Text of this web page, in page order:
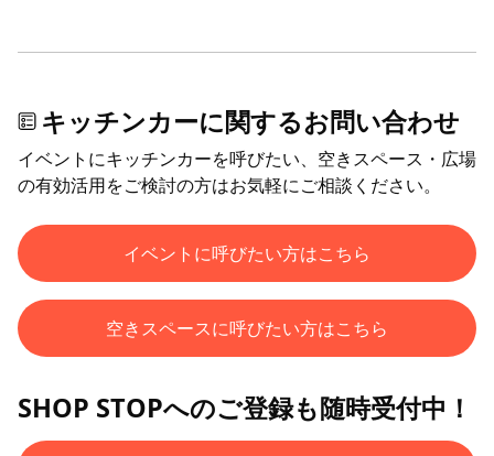
キッチンカーに関するお問い合わせ
イベントにキッチンカーを呼びたい、空きスペース・広場
の有効活用をご検討の方はお気軽にご相談ください。
イベントに呼びたい方はこちら
空きスペースに呼びたい方はこちら
SHOP STOPへのご登録も随時受付中！